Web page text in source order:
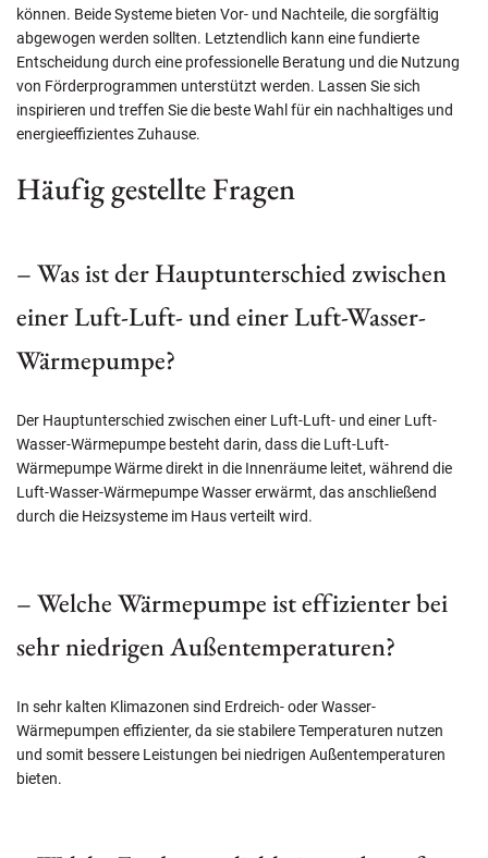
können. Beide Systeme bieten Vor- und Nachteile, die sorgfältig
abgewogen werden sollten. Letztendlich kann eine fundierte
Entscheidung durch eine professionelle Beratung und die Nutzung
von Förderprogrammen unterstützt werden. Lassen Sie sich
inspirieren und treffen Sie die beste Wahl für ein nachhaltiges und
energieeffizientes Zuhause.
Häufig gestellte Fragen
– Was ist der Hauptunterschied zwischen
einer Luft-Luft- und einer Luft-Wasser-
Wärmepumpe?
Der Hauptunterschied zwischen einer Luft-Luft- und einer Luft-
Wasser-Wärmepumpe besteht darin, dass die Luft-Luft-
Wärmepumpe Wärme direkt in die Innenräume leitet, während die
Luft-Wasser-Wärmepumpe Wasser erwärmt, das anschließend
durch die Heizsysteme im Haus verteilt wird.
– Welche Wärmepumpe ist effizienter bei
sehr niedrigen Außentemperaturen?
In sehr kalten Klimazonen sind Erdreich- oder Wasser-
Wärmepumpen effizienter, da sie stabilere Temperaturen nutzen
und somit bessere Leistungen bei niedrigen Außentemperaturen
bieten.